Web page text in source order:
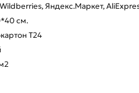
Яндекс.Маркет,
см.
Т24